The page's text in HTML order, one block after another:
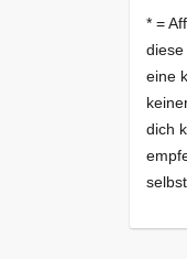
* =
diese
eine
dich